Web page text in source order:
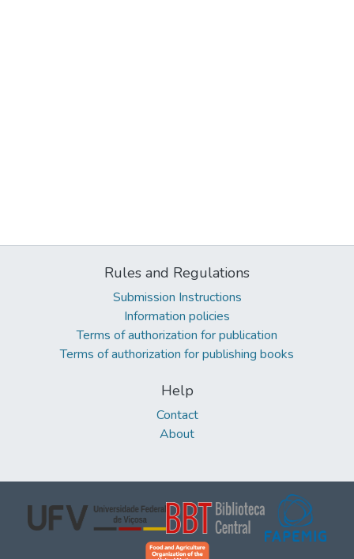
Rules and Regulations
Submission Instructions
Information policies
Terms of authorization for publication
Terms of authorization for publishing books
Help
Contact
About